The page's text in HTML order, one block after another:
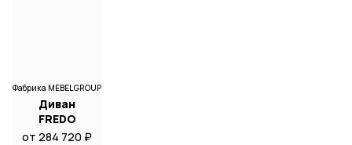
Фабрика MEBELGROUP
Диван
FREDO
от 284 720 ₽